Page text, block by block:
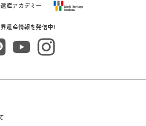
遺産情報を発信中!
産アカデミー